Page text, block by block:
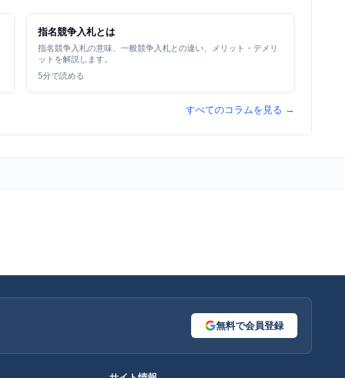
指名競争入札とは
指名競争入札の意味、一般競争入札との違い、メリット・デメリ
ットを解説します。
5分で読める
すべてのコラムを見る →
無料で会員登録